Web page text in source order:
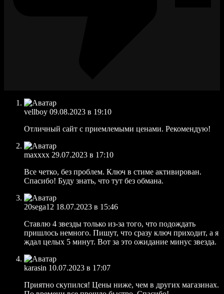
vellboy 09.08.2023 в 19:10
Отличный сайт с приемлемыми ценами. Рекомендую!
maxxxx 29.07.2023 в 17:10
Все четко, без проблем. Ключ в стиме активирован.
Спасибо! Буду знать, что тут без обмана.
20sega12 18.07.2023 в 15:46
Ставлю 4 звезды только из-за того, что подождать
пришлось немного. Пишут, что сразу ключ приходит, а я
ждал целых 5 минут. Вот за это ожидание минус звезда.
karasin 10.07.2023 в 17:07
Приятно скупился! Цены ниже, чем в других магазинах.